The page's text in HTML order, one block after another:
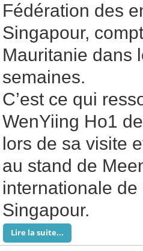
Fédération des
Singapour,
Mauritanie dans
semaines.
C’est ce qui
WenYiing Ho1
lors de sa visite
au stand de
internationale
Singapour.
Lire la suite...